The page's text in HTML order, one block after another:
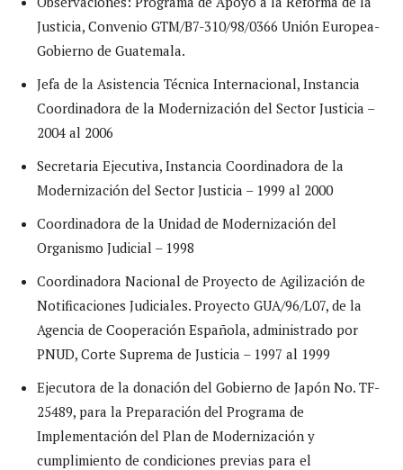
Justicia, Convenio GTM/B7-310/98/0366 Unión Europea-
Gobierno de Guatemala.
Jefa de la Asistencia Técnica Internacional, Instancia
Coordinadora de la Modernización del Sector Justicia –
2004 al 2006
Secretaria Ejecutiva, Instancia Coordinadora de la
Modernización del Sector Justicia – 1999 al 2000
Coordinadora de la Unidad de Modernización del
Organismo Judicial – 1998
Coordinadora Nacional de Proyecto de Agilización de
Notificaciones Judiciales. Proyecto GUA/96/L07, de la
Agencia de Cooperación Española, administrado por
PNUD, Corte Suprema de Justicia – 1997 al 1999
Ejecutora de la donación del Gobierno de Japón No. TF-
25489, para la Preparación del Programa de
Implementación del Plan de Modernización y
cumplimiento de condiciones previas para el